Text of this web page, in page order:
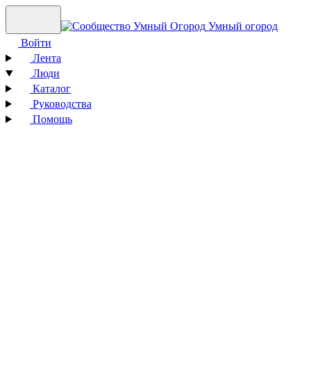
Умный огород
Войти
Лента
Люди
Каталог
Руководства
Помощь